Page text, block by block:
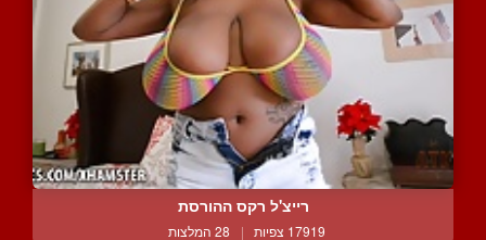
רייצ'ל רקס ההורסת
17919 צפיות | 28 המלצות